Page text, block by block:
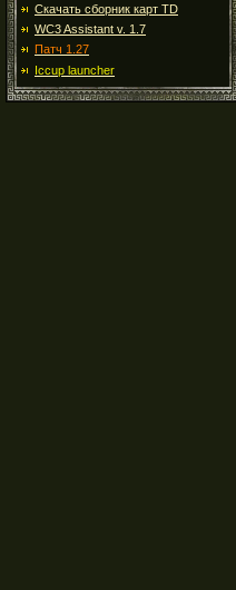
Скачать сборник карт TD
WC3 Assistant v. 1.7
Патч 1.27
Iccup launcher